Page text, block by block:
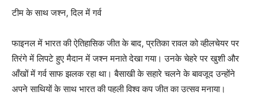
टीम के साथ जश्न, दिल में गर्व
फाइनल में भारत की ऐतिहासिक जीत के बाद, प्रतिका रावल को व्हीलचेयर पर
तिरंगे में लिपटे हुए मैदान में जश्न मनाते देखा गया। उनके चेहरे पर खुशी और
आँखों में गर्व साफ झलक रहा था। बैसाखी के सहारे चलने के बावजूद उन्होंने
अपने साथियों के साथ भारत की पहली विश्व कप जीत का उत्सव मनाया।